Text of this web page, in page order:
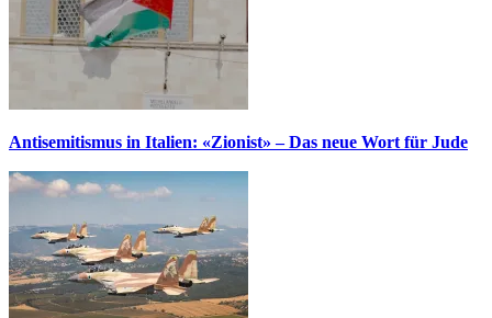
Antisemitismus in Italien: «Zionist» – Das neue Wort für Jude